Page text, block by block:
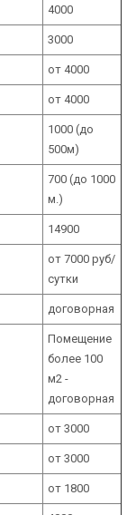
4000
3000
от 4000
от 4000
1000 (до
500м)
700 (до 1000
м.)
14900
от 7000 руб/
сутки
договорная
Помещение
более 100
м2 -
договорная
от 3000
от 3000
от 1800